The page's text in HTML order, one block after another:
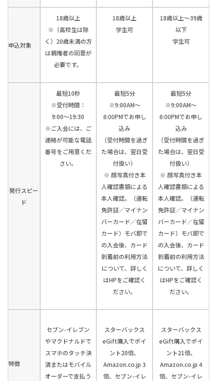
申込対象
18歳以上
※（高校生は除
く）20歳未満の方
は親権者の同意が
必要です。
18歳以上
学生可
18歳以上～39歳
以下
学生可
発行スピー
ド
最短10秒
※受付時間：
9:00〜19:30
※ご入会には、ご
連絡が可能な電話
番号をご用意くだ
さい。
最短5分
※9:00AM～
8:00PMでお申し
込み
（受付時間を過ぎ
た場合は、翌日受
付扱い）
※ 顔写真付き本
人確認書類による
本人確認。（運転
免許証／マイナン
バーカード／在留
カード）モバ即で
の入会後、カード
到着前の利用方法
について、詳しく
はHPをご確認く
ださい。
最短5分
※9:00AM～
8:00PMでお申し
込み
（受付時間を過ぎ
た場合は、翌日受
付扱い）
※ 顔写真付き本
人確認書類による
本人確認。（運転
免許証／マイナン
バーカード／在留
カード）モバ即で
の入会後、カード
到着前の利用方法
について、詳しく
はHPをご確認く
ださい。
特徴
セブン-イレブン
やマクドナルドで
スマホのタッチ決
済またはモバイル
オーダーで支払う
スターバックス
eGift購入でポイ
ント20倍、
Amazon.co.jp 3
倍、セブン-イレ
スターバックス
eGift購入でポイ
ント21倍、
Amazon.co.jp 4
倍、セブン-イレ